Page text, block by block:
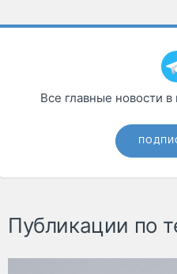
Все главные новости
Публикации по